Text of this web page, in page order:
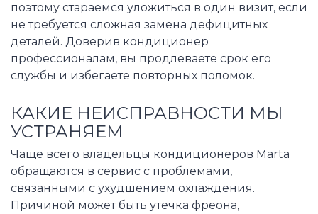
поэтому стараемся уложиться в один визит, если
не требуется сложная замена дефицитных
деталей. Доверив кондиционер
профессионалам, вы продлеваете срок его
службы и избегаете повторных поломок.
КАКИЕ НЕИСПРАВНОСТИ МЫ
УСТРАНЯЕМ
Чаще всего владельцы кондиционеров Marta
обращаются в сервис с проблемами,
связанными с ухудшением охлаждения.
Причиной может быть утечка фреона,